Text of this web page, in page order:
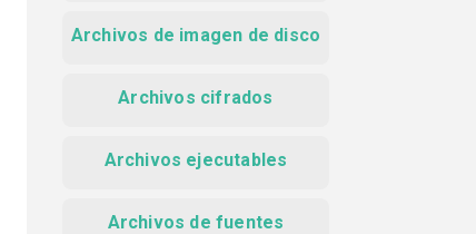
Archivos de imagen de disco
Archivos cifrados
Archivos ejecutables
Archivos de fuentes